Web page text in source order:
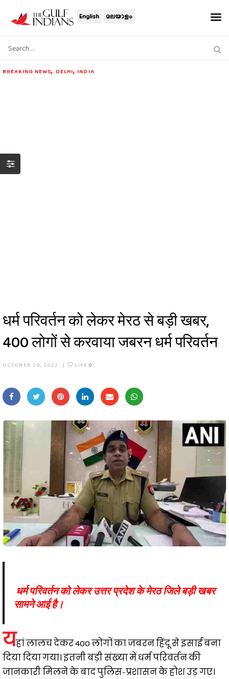
English മലയാളം
BREAKING NEWS, DELHI,INDIA
धर्म परिवर्तन को लेकर मेरठ से बड़ी खबर,
400 लोगों से करवाया जबरन धर्म परिवर्तन
OCTOBER 29, 2022 | LIKE 0
धर्म परिवर्तन को लेकर उत्तर प्रदेश के मेरठ जिले बड़ी खबर
सामने आई है।
यहां लालच देकर 400 लोगों का जबरन हिंदू से इसाई बना
दिया दिया गया। इतनी बड़ी संख्या में धर्म परिवर्तन की
जानकारी मिलने के बाद पुलिस-प्रशासन के होश उड़ गए।